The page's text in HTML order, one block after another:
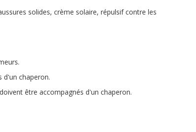
solides, crème solaire, répulsif contre les
d'un chaperon.
être accompagnés d'un chaperon.